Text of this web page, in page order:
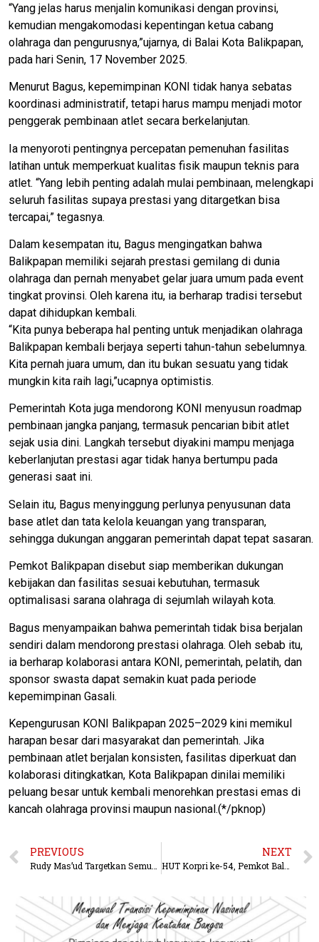
“Yang jelas harus menjalin komunikasi dengan provinsi,
kemudian mengakomodasi kepentingan ketua cabang
olahraga dan pengurusnya,”ujarnya, di Balai Kota Balikpapan,
pada hari Senin, 17 November 2025.
Menurut Bagus, kepemimpinan KONI tidak hanya sebatas
koordinasi administratif, tetapi harus mampu menjadi motor
penggerak pembinaan atlet secara berkelanjutan.
Ia menyoroti pentingnya percepatan pemenuhan fasilitas
latihan untuk memperkuat kualitas fisik maupun teknis para
atlet. “Yang lebih penting adalah mulai pembinaan, melengkapi
seluruh fasilitas supaya prestasi yang ditargetkan bisa
tercapai,” tegasnya.
Dalam kesempatan itu, Bagus mengingatkan bahwa
Balikpapan memiliki sejarah prestasi gemilang di dunia
olahraga dan pernah menyabet gelar juara umum pada event
tingkat provinsi. Oleh karena itu, ia berharap tradisi tersebut
dapat dihidupkan kembali.
“Kita punya beberapa hal penting untuk menjadikan olahraga
Balikpapan kembali berjaya seperti tahun-tahun sebelumnya.
Kita pernah juara umum, dan itu bukan sesuatu yang tidak
mungkin kita raih lagi,”ucapnya optimistis.
Pemerintah Kota juga mendorong KONI menyusun roadmap
pembinaan jangka panjang, termasuk pencarian bibit atlet
sejak usia dini. Langkah tersebut diyakini mampu menjaga
keberlanjutan prestasi agar tidak hanya bertumpu pada
generasi saat ini.
Selain itu, Bagus menyinggung perlunya penyusunan data
base atlet dan tata kelola keuangan yang transparan,
sehingga dukungan anggaran pemerintah dapat tepat sasaran.
Pemkot Balikpapan disebut siap memberikan dukungan
kebijakan dan fasilitas sesuai kebutuhan, termasuk
optimalisasi sarana olahraga di sejumlah wilayah kota.
Bagus menyampaikan bahwa pemerintah tidak bisa berjalan
sendiri dalam mendorong prestasi olahraga. Oleh sebab itu,
ia berharap kolaborasi antara KONI, pemerintah, pelatih, dan
sponsor swasta dapat semakin kuat pada periode
kepemimpinan Gasali.
Kepengurusan KONI Balikpapan 2025–2029 kini memikul
harapan besar dari masyarakat dan pemerintah. Jika
pembinaan atlet berjalan konsisten, fasilitas diperkuat dan
kolaborasi ditingkatkan, Kota Balikpapan dinilai memiliki
peluang besar untuk kembali menorehkan prestasi emas di
kancah olahraga provinsi maupun nasional.(*/pknop)
PREVIOUS
Rudy Mas’ud Targetkan Semua Mahasiswa Kaltim Tercover GratisPol pada 2026
NEXT
HUT Korpri ke-54, Pemkot Balikpapan Gelar Berbagai Kegiatan